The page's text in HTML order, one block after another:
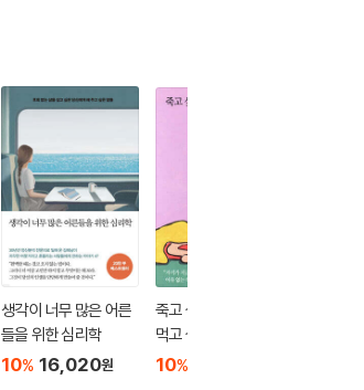
생각이 너무 많은 어른
들을 위한 심리학
10% 16,020원
죽고 싶지만 떡볶이는
먹고 싶어
10%